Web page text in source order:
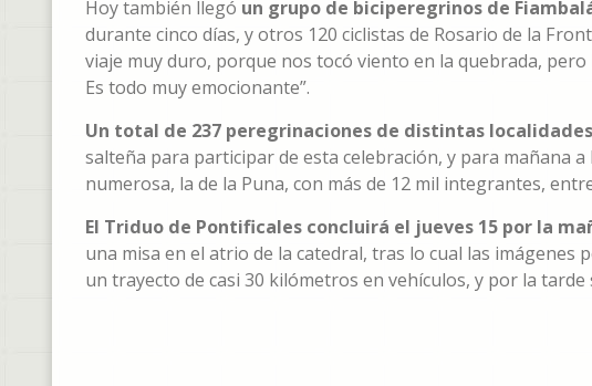
Hoy también llegó un grupo de biciperegrinos de
durante cinco días, y otros 120 ciclistas de Rosario de la
viaje muy duro, porque nos tocó viento en la quebrada,
Es todo muy emocionante”.
Un total de 237 peregrinaciones de distintas localidades
salteña para participar de esta celebración, y para mañana
numerosa, la de la Puna, con más de 12 mil integrantes,
El Triduo de Pontificales concluirá el jueves 15 por la
una misa en el atrio de la catedral, tras lo cual las
un trayecto de casi 30 kilómetros en vehículos, y por la